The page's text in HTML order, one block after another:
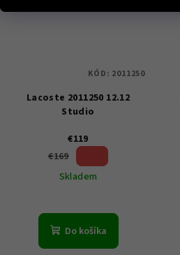
Lacoste 2011250 12.12
Studio
€119
€169
Skladem
Do košíka
KÓD: 2011250